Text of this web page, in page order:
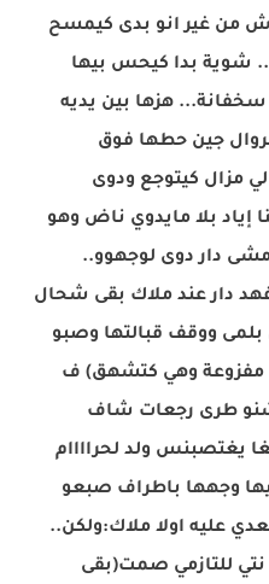
من غير انو بدى كيمسح
شوية بدا كيحس بيها
هزها بين يديه
جين حطها فوق
مزال كيتوجع ودوى
بلا مايدوي ناض وهو
دار دوى لوجهوو..
دار عند ملاك بقى شحال
ووقف قبالتها وصبو
مفزوعة وهي كتشهق) ف
شنو طرى رجعات شاف
يغتصبنس ولد لحراااام
وجهها باطراف صبعو
عليه اولا ملاك:ولكن..
للتازمي صمت(بقى